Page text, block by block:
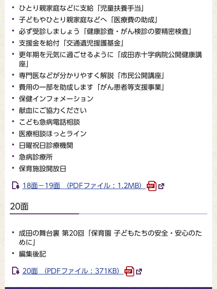
ひとり親家庭などに支給「児童扶養手当」
子どもやひとり親家庭などへ「医療費の助成」
必ず受診しましょう「健康診査・がん検診の要精密検査」
支援金を給付「交通遺児援護基金」
更年期を元気に過ごせるように「成田赤十字病院公開健康講
座」
専門医などが分かりやすく解説「市民公開講座」
費用の一部を助成します「がん患者等支援事業」
保健インフォメーション
献血にご協力ください
こども急病電話相談
医療相談ほっとライン
日曜祝日診療機関
急病診療所
保育施設開放日
18面－19面 （PDFファイル : 1.2MB）
20面
成田の舞台裏 第20回「保育園 子どもたちの安全・安心のた
めに」
編集後記
20面 （PDFファイル : 371KB）